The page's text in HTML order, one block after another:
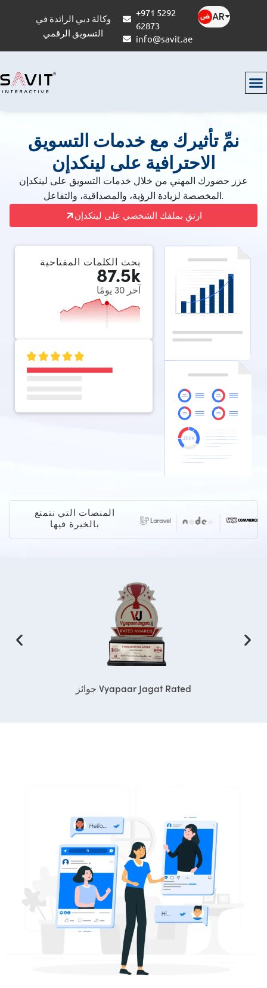
وكالة دبي الرائدة في
التسويق الرقمي
+971 5292
62873
info@savit.ae
AR⏷
نمِّ تأثيرك مع خدمات التسويق
الاحترافية على لينكدإن
عزز حضورك المهني من خلال خدمات التسويق على لينكدإن
المخصصة لزيادة الرؤية، والمصداقية، والتفاعل.
ارتقِ بملفك الشخصي على لينكدإن
بحث الكلمات المفتاحية
87.5k
آخر 30 يومًا
المنصات التي نتمتع
بالخبرة فيها
جوائز Vyapaar Jagat Rated